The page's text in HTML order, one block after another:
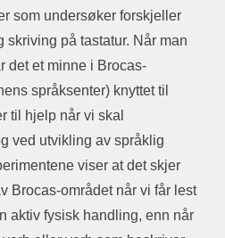
som undersøker forskjeller
skriving på tastatur. Når man
det et minne i Brocas-
språksenter) knyttet til
til hjelp når vi skal
ved utvikling av språklig
viser at det skjer
Brocas-området når vi får lest
aktiv fysisk handling, enn når